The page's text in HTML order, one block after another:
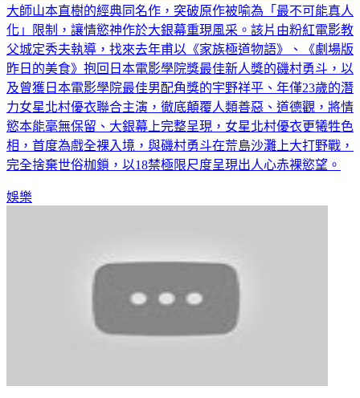
大師山本直樹的經典同名作，突破原作被喻為「最不可能真人
化」限制，讓情慾神作於大銀幕重現風采。該片由粉紅電影教
父城定秀夫執導，找來去年甫以《家族極道物語》、《劇場版
昨日的美食》抱回日本電影學院獎最佳新人獎的磯村勇斗，以
及曾獲日本電影學院最佳男配角獎的宇野祥平、年僅23歲的潛
力女星北村優衣聯合主演，徹底顛覆人類善惡、道德觀，將情
慾本能毫無保留、大銀幕上完整呈現，女星北村優衣更犧牲色
相，首度為戲全裸入境，與磯村勇斗在荒島沙灘上大打野戰，
完全捨棄世俗枷鎖，以18禁極限尺度呈現出人心赤裸慾望。
娛樂